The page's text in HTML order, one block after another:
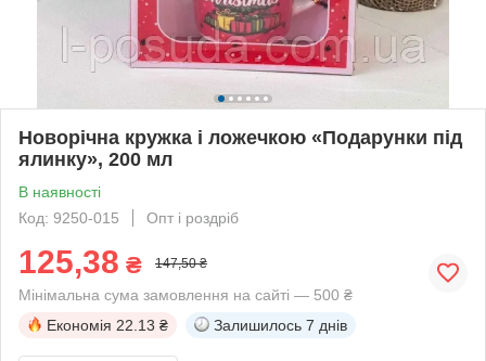
Новорічна кружка і ложечкою «Подарунки під
ялинку», 200 мл
В наявності
Код: 9250-015
Опт і роздріб
125,38 ₴ 147,50 ₴
Мінімальна сума замовлення на сайті — 500 ₴
Економія 22.13 ₴ Залишилось 7 днів